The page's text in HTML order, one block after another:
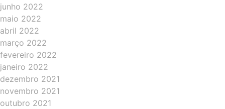
junho 2022
maio 2022
abril 2022
março 2022
fevereiro 2022
janeiro 2022
dezembro 2021
novembro 2021
outubro 2021